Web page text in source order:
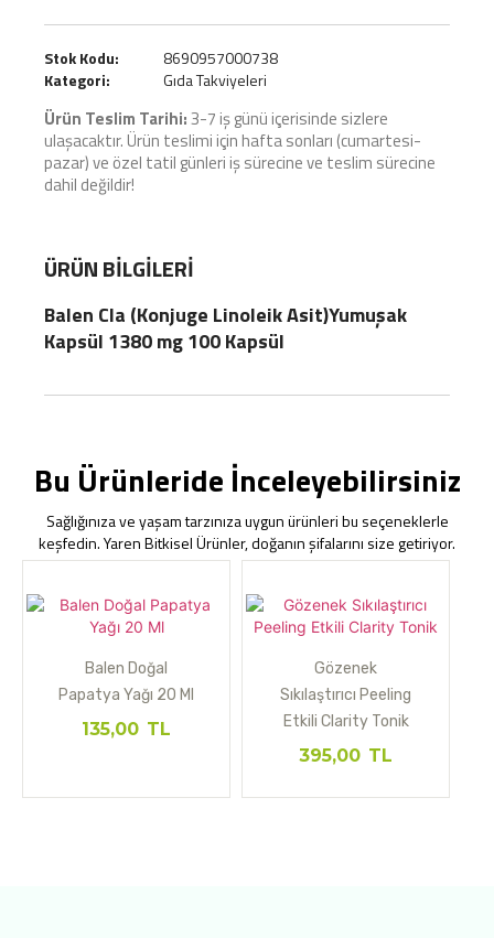
Stok Kodu:
8690957000738
Kategori:
Gıda Takviyeleri
Ürün Teslim Tarihi:3-7 iş günü içerisinde sizlere
ulaşacaktır. Ürün teslimi için hafta sonları (cumartesi-
pazar) ve özel tatil günleri iş sürecine ve teslim sürecine
dahil değildir!
ÜRÜN BILGILERI
Balen Cla (Konjuge Linoleik Asit)Yumuşak
Kapsül 1380 mg 100 Kapsül
Bu Ürünleride İnceleyebilirsiniz
Sağlığınıza ve yaşam tarzınıza uygun ürünleri bu seçeneklerle
keşfedin. Yaren Bitkisel Ürünler, doğanın şifalarını size getiriyor.
Balen Doğal
Papatya Yağı 20 Ml
135,00 TL
Gözenek
Sıkılaştırıcı Peeling
Etkili Clarity Tonik
395,00 TL